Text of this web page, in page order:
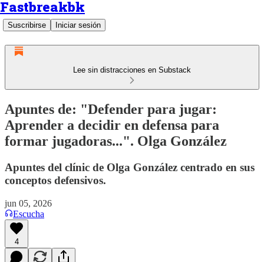
Fastbreakbk
Suscribirse Iniciar sesión
Lee sin distracciones en Substack
Apuntes de: "Defender para jugar:
Aprender a decidir en defensa para
formar jugadoras...". Olga González
Apuntes del clínic de Olga González centrado en sus
conceptos defensivos.
jun 05, 2026
Escucha
4